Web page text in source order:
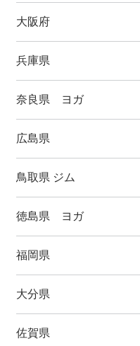
大阪府
兵庫県
奈良県 ヨガ
広島県
鳥取県 ジム
徳島県 ヨガ
福岡県
大分県
佐賀県